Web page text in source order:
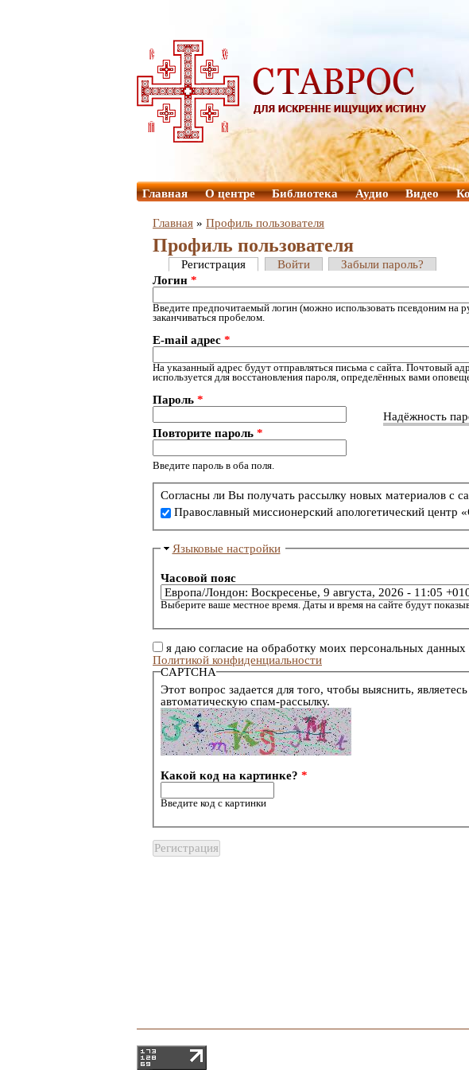
Главная О центре Библиотека Аудио Видео
Главная » Профиль пользователя
Профиль пользователя
Регистрация Войти
Забыли пароль?
Логин *
Введите предпочитаемый логин (можно использовать псевдоним на
заканчиваться пробелом.
E-mail адрес *
На указанный адрес будут отправляться письма с сайта. Почтовый
используется для восстановления пароля, определённых вами
Надёжность
Пароль *
Повторите пароль *
Введите пароль в оба поля.
Согласны ли Вы получать рассылку новых материалов с
Православный миссионерский апологетический центр
Языковые настройки
Часовой пояс
Выберите ваше местное время. Даты и время на сайте будут
я даю согласие на обработку моих персональных
Политикой конфиденциальности
CAPTCHA
Этот вопрос задается для того, чтобы выяснить,
автоматическую спам-рассылку.
Какой код на картинке? *
Введите код с картинки